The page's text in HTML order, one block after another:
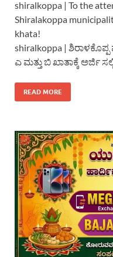
shiralkoppa | To the
Shiralakoppa
khata!
shiralkoppa |
ಎ ಮತ್ತು ಬಿ ಖಾತಾಕ್ಕೆ ಅರ್ಜಿ
READ MORE